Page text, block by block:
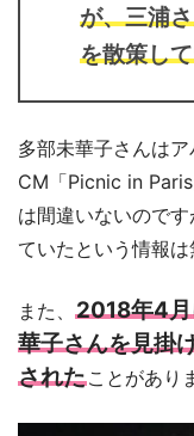
が、三浦
を散策し
多部未華子さんは
CM「Picnic in
は間違いないので
ていたという情報は
また、 2018年4月
華子さんを見掛
されたことがあり